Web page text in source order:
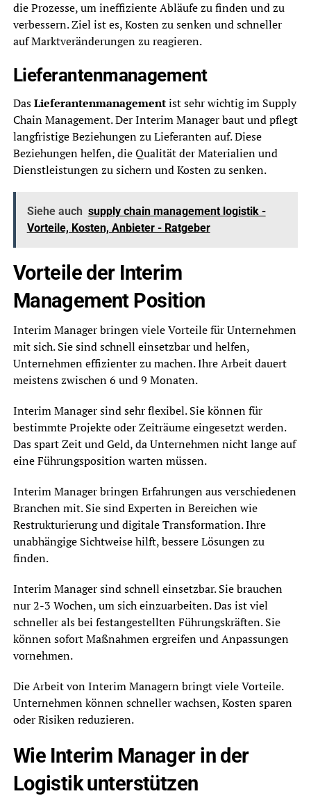
die Prozesse, um ineffiziente Abläufe zu finden und zu
verbessern. Ziel ist es, Kosten zu senken und schneller
auf Marktveränderungen zu reagieren.
Lieferantenmanagement
DasLieferantenmanagementist sehr wichtig im Supply
Chain Management. Der Interim Manager baut und pflegt
langfristige Beziehungen zu Lieferanten auf. Diese
Beziehungen helfen, die Qualität der Materialien und
Dienstleistungen zu sichern und Kosten zu senken.
Siehe auch supply chain management logistik -
Vorteile, Kosten, Anbieter - Ratgeber
Vorteile der Interim
Management Position
Interim Manager bringen viele Vorteile für Unternehmen
mit sich. Sie sind schnell einsetzbar und helfen,
Unternehmen effizienter zu machen. Ihre Arbeit dauert
meistens zwischen 6 und 9 Monaten.
Interim Manager sind sehr flexibel. Sie können für
bestimmte Projekte oder Zeiträume eingesetzt werden.
Das spart Zeit und Geld, da Unternehmen nicht lange auf
eine Führungsposition warten müssen.
Interim Manager bringen Erfahrungen aus verschiedenen
Branchen mit. Sie sind Experten in Bereichen wie
Restrukturierung und digitale Transformation. Ihre
unabhängige Sichtweise hilft, bessere Lösungen zu
finden.
Interim Manager sind schnell einsetzbar. Sie brauchen
nur 2-3 Wochen, um sich einzuarbeiten. Das ist viel
schneller als bei festangestellten Führungskräften. Sie
können sofort Maßnahmen ergreifen und Anpassungen
vornehmen.
Die Arbeit von Interim Managern bringt viele Vorteile.
Unternehmen können schneller wachsen, Kosten sparen
oder Risiken reduzieren.
Wie Interim Manager in der
Logistik unterstützen